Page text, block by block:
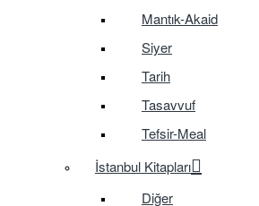
Mantık-Akaid
Siyer
Tarih
Tasavvuf
Tefsir-Meal
İstanbul Kitapları
Diğer